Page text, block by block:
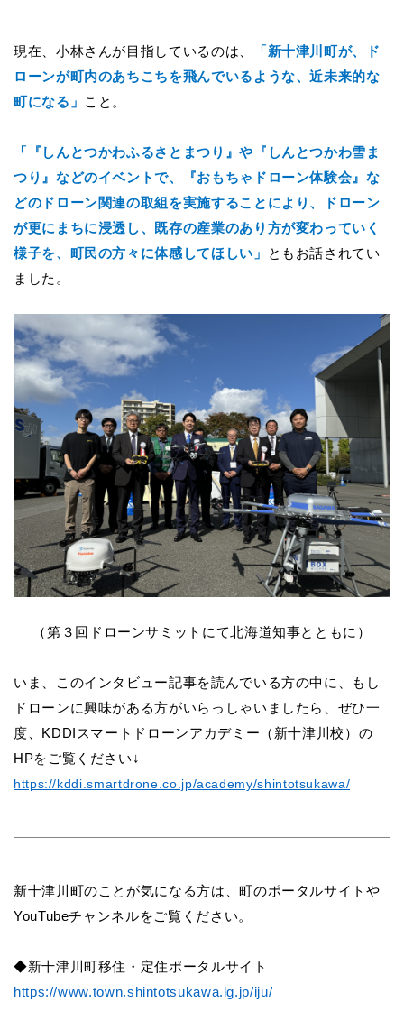
現在、小林さんが目指しているのは、
「新十津川町が、ド
ローンが町内のあちこちを飛んでいるような、近未来的な
町になる」
こと。
「『しんとつかわふるさとまつり』や『しんとつかわ雪ま
つり』などのイベントで、『おもちゃドローン体験会』な
どのドローン関連の取組を実施することにより、ドローン
が更にまちに浸透し、既存の産業のあり方が変わっていく
様子を、町民の方々に体感してほしい」
ともお話されてい
ました。
（第３回ドローンサミットにて北海道知事とともに）
いま、このインタビュー記事を読んでいる方の中に、もし
ドローンに興味がある方がいらっしゃいましたら、ぜひ一
度、KDDIスマートドローンアカデミー（新十津川校）の
HPをご覧ください↓
https://kddi.smartdrone.co.jp/academy/shintotsukawa/
新十津川町のことが気になる方は、町のポータルサイトや
YouTubeチャンネルをご覧ください。
◆新十津川町移住・定住ポータルサイト
https://www.town.shintotsukawa.lg.jp/iju/